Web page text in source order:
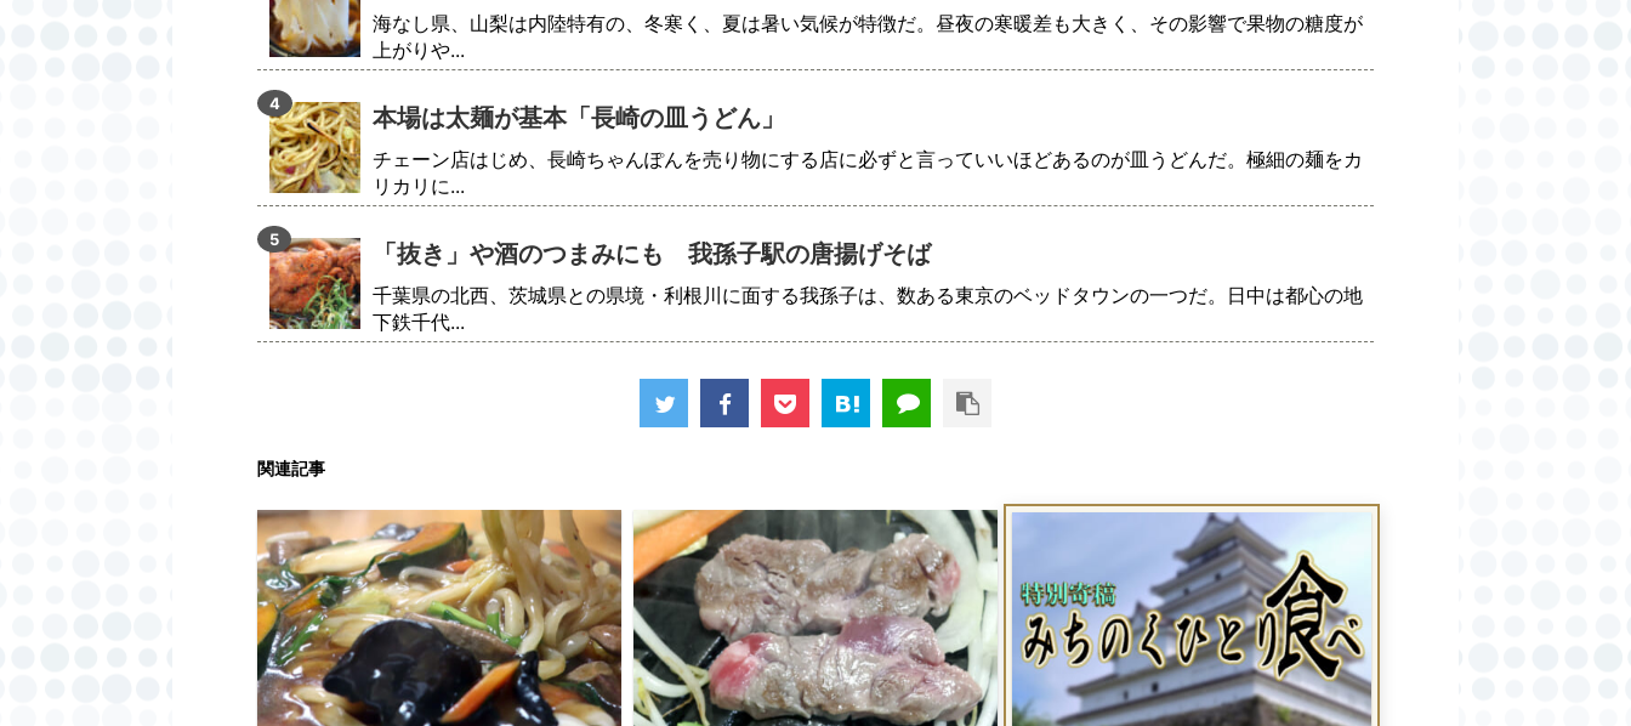
海なし県、山梨は内陸特有の、冬寒く、夏は暑い気候が特徴だ。昼夜の寒暖差も大きく、その影響で果物の糖度が
上がりや...
本場は太麺が基本「長崎の皿うどん」
チェーン店はじめ、長崎ちゃんぽんを売り物にする店に必ずと言っていいほどあるのが皿うどんだ。極細の麺をカ
リカリに...
「抜き」や酒のつまみにも 我孫子駅の唐揚げそば
千葉県の北西、茨城県との県境・利根川に面する我孫子は、数ある東京のベッドタウンの一つだ。日中は都心の地
下鉄千代...
関連記事